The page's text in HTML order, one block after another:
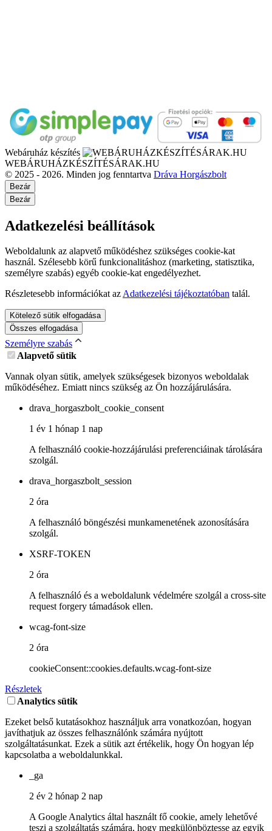
Webáruház készítés
WEBÁRUHÁZKÉSZÍTÉSÁRAK.HU
© 2025 - 2026. Minden jog fenntartva Dráva Horgászbolt
Bezár
Bezár
Adatkezelési beállítások
Weboldalunk az alapvető működéshez szükséges cookie-kat
használ. Szélesebb körű funkcionalitáshoz (marketing, statisztika,
személyre szabás) egyéb cookie-kat engedélyezhet.
Részletesebb információkat azAdatkezelési tájékoztatóban talál.
Kötelező sütik elfogadása
Összes elfogadása
Személyre szabás
Alapvető sütik
Vannak olyan sütik, amelyek szükségesek bizonyos weboldalak
működéséhez. Emiatt nincs szükség az Ön hozzájárulására.
drava_horgaszbolt_cookie_consent
1 év 1 hónap 1 nap
A felhasználó cookie-hozzájárulási preferenciáinak tárolására
szolgál.
drava_horgaszbolt_session
2 óra
A felhasználó böngészési munkamenetének azonosítására
szolgál.
XSRF-TOKEN
2 óra
A felhasználó és a weboldalunk védelmére szolgál a cross-site
request forgery támadások ellen.
wcag-font-size
2 óra
cookieConsent::cookies.defaults.wcag-font-size
Részletek
Analytics sütik
Ezeket belső kutatásokhoz használjuk arra vonatkozóan, hogyan
javíthatjuk az összes felhasználónk számára nyújtott
szolgáltatásunkat. Ezek a sütik azt értékelik, hogy Ön hogyan lép
kapcsolatba a weboldalunkkal.
_ga
2 év 2 hónap 2 nap
A Google Analytics által használt fő cookie, amely lehetővé
teszi a szolgáltatás számára, hogy megkülönböztesse az egyik